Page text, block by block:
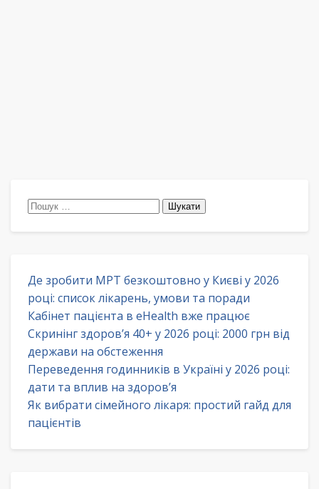
Пошук:
Де зробити МРТ безкоштовно у Києві у 2026
році: список лікарень, умови та поради
Кабінет пацієнта в eHealth вже працює
Скринінг здоров’я 40+ у 2026 році: 2000 грн від
держави на обстеження
Переведення годинників в Україні у 2026 році:
дати та вплив на здоров’я
Як вибрати сімейного лікаря: простий гайд для
пацієнтів